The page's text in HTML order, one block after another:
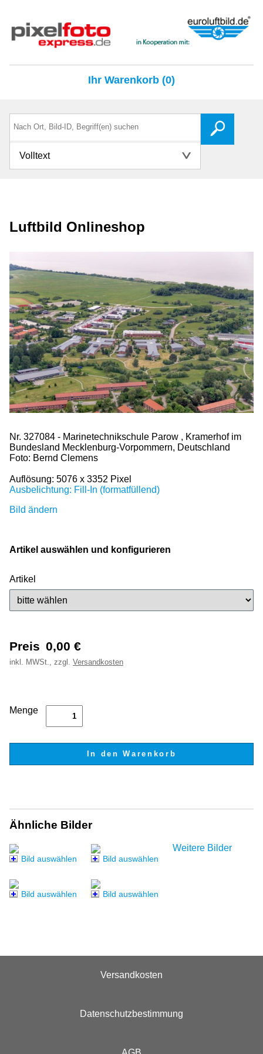
Ihr Warenkorb (0)
Volltext
Luftbild Onlineshop
Nr. 327084 - Marinetechnikschule Parow , Kramerhof im
Bundesland Mecklenburg-Vorpommern, Deutschland
Foto: Bernd Clemens
Auflösung: 5076 x 3352 Pixel
Ausbelichtung: Fill-In (formatfüllend)
Bild ändern
Artikel auswählen und konfigurieren
Artikel
Preis 0,00 €
inkl. MWSt., zzgl. Versandkosten
Menge
Ähnliche Bilder
Bild auswählen Bild auswählen
Bild auswählen Bild auswählen
Weitere Bilder
Versandkosten
Datenschutzbestimmung